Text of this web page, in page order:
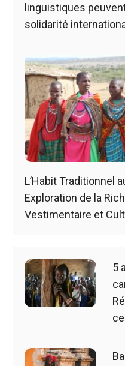
linguistiques
solidarité
L’Habit Traditionnel
Exploration de la
Vestimentaire et
5